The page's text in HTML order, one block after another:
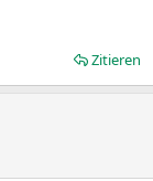
Zitieren